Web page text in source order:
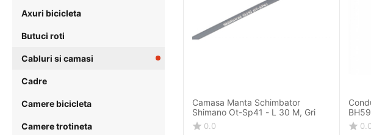
Camasa Manta Schimbator
Shimano Ot-Sp41 - L 30 M, Gri
0.0
-
0.0
Axuri bicicleta
Butuci roti
Cabluri si camasi
Cadre
Camere bicicleta
Camere trotineta